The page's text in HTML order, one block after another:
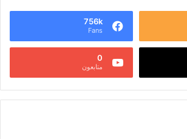
756k
Fans
0
متابعون